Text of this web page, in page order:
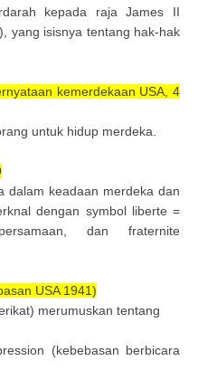
kepada raja James II
yang isisnya tentang hak-hak
kemerdekaan USA, 4
untuk hidup merdeka.
dalam keadaan merdeka dan
dengan symbol liberte =
dan fraternite
USA 1941)
merumuskan tentang
(kebebasan berbicara